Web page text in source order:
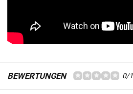
BEWERTUNGEN 0/